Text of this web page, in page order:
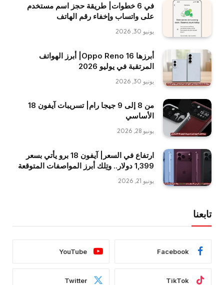
في 6 خطوات| طريقة حجز اسم مستخدم
على واتساب وإخفاء رقم الهاتف
يونيو 30, 2026
أبرزها Oppo Reno 16| أبرز الهواتف
المرتقبة في يوليو 2026
يونيو 30, 2026
من 8 إلى 9 جيجا رام| تسريبات آيفون 18
الأساسي
يونيو 28, 2026
ارتفاع في السعر| آيفون 18 برو يأتي بسعر
1,399 دولار.. وتِلك أبرز المواصفات المتوقعة
يونيو 21, 2026
تابعنا
Facebook
YouTube
TikTok
Twitter